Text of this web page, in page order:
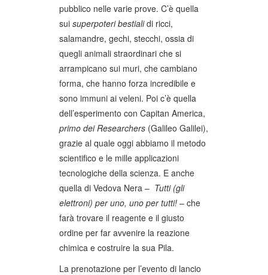
pubblico nelle varie prove. C’è quella
sui superpoteri bestialidi ricci,
salamandre, gechi, stecchi, ossia di
quegli animali straordinari che si
arrampicano sui muri, che cambiano
forma, che hanno forza incredibile e
sono immuni ai veleni. Poi c’è quella
dell’esperimento con Capitan America,
primo dei Researchers (Galileo Galilei),
grazie al quale oggi abbiamo il metodo
scientifico e le mille applicazioni
tecnologiche della scienza. E anche
quella di Vedova Nera – Tutti (gli
elettroni) per uno, uno per tutti! – che
farà trovare il reagente e il giusto
ordine per far avvenire la reazione
chimica e costruire la sua Pila.
La prenotazione per l’evento di lancio